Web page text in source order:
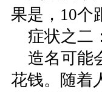
果是，10个
症状之二
造名可能
花钱。随着